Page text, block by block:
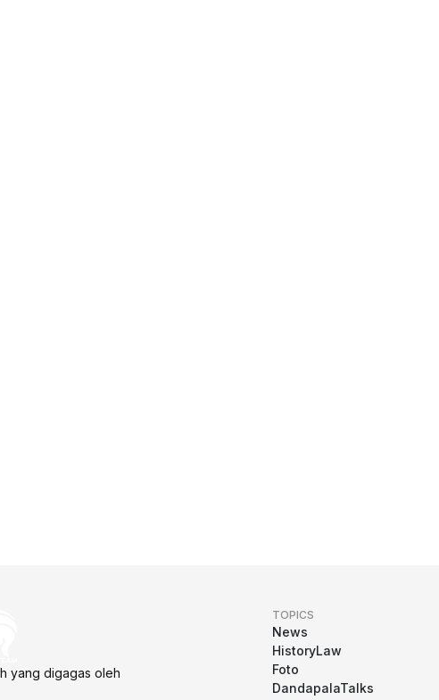
yang digagas oleh
TOPICS
News
HistoryLaw
Foto
DandapalaTalks